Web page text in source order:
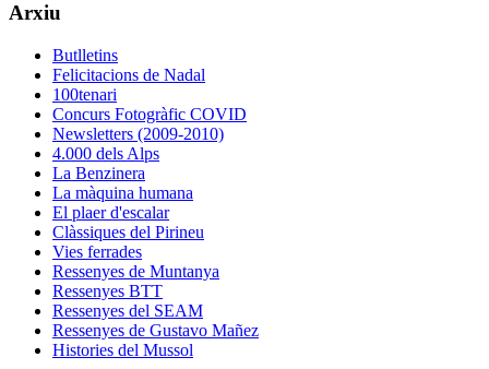
Arxiu
Butlletins
Felicitacions de Nadal
100tenari
Concurs Fotogràfic COVID
Newsletters (2009-2010)
4.000 dels Alps
La Benzinera
La màquina humana
El plaer d'escalar
Clàssiques del Pirineu
Vies ferrades
Ressenyes de Muntanya
Ressenyes BTT
Ressenyes del SEAM
Ressenyes de Gustavo Mañez
Histories del Mussol